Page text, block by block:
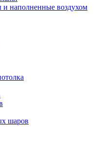
и наполненные воздухом
шаров